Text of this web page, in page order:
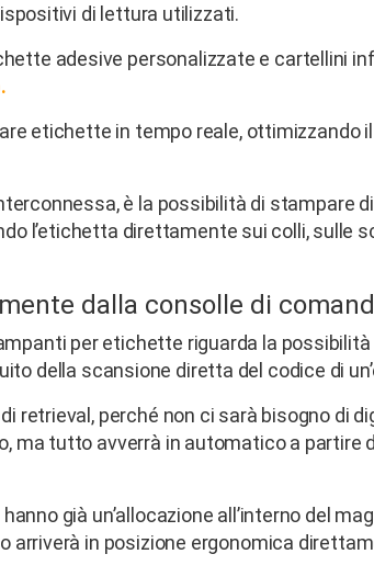
di lettura utilizzati.
adesive personalizzate e cartellini
etichette in tempo reale, ottimizzando
è la possibilità di stampare
l’etichetta direttamente sui colli, sulle
dalla consolle di
per etichette riguarda la possibilità
della scansione diretta del codice di
retrieval, perché non ci sarà bisogno di
ma tutto avverrà in automatico a partire
già un’allocazione all’interno del
in posizione ergonomica